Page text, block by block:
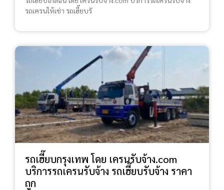
รถเครนให้เช่า รถเฮี๊ยบรั
รถเฮี๊ยบกรุงเทพ โดย เครนรับจ้าง.com
บริการรถเครนรับจ้าง รถเฮี๊ยบรับจ้าง ราคา
ถูก